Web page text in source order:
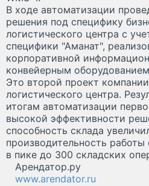
В ходе автоматизации
решения под специфику
логистического центра с
специфики "Аманат",
корпоративной
конвейерным
Это второй проект
логистического центра.
итогам автоматизации
высокой эффективности
способность склада
производительность
в пике до 300 складских
Арендатор.ру
www.arendator.ru